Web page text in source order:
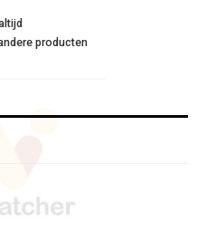
T
producten